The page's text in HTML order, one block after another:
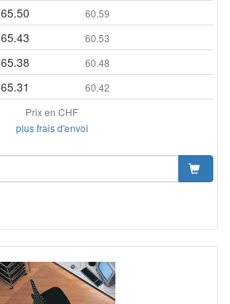
65.50 60.59
65.43 60.53
65.38 60.48
65.31
60.42
Prix en CHF
plus frais d'envoi